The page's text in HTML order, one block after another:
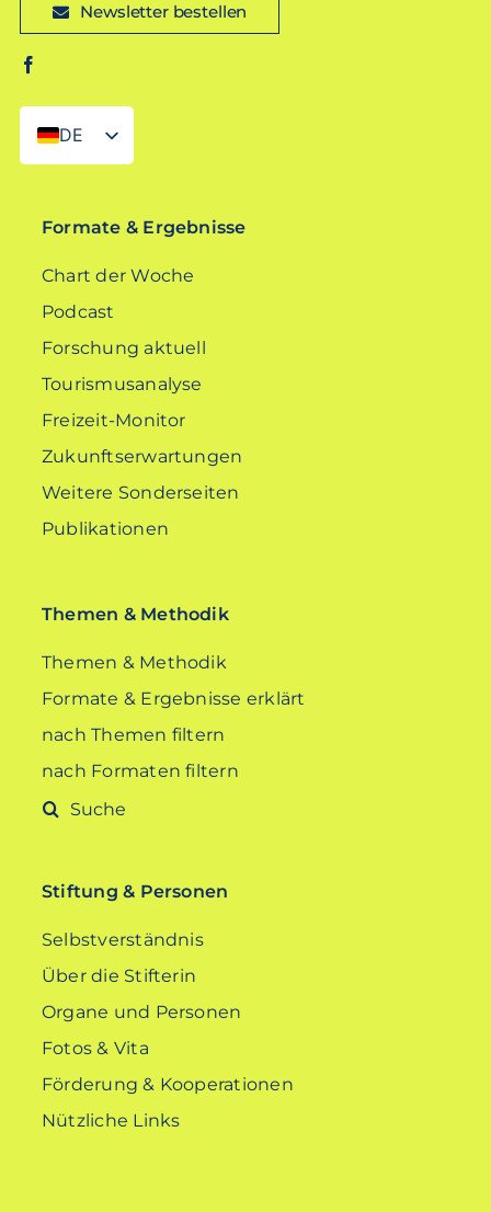
Newsletter bestellen
DE
EN
Formate & Ergebnisse
Chart der Woche
Podcast
Forschung aktuell
Tourismusanalyse
Freizeit-Monitor
Zukunftserwartungen
Weitere Sonderseiten
Publikationen
Themen & Methodik
Themen & Methodik
Formate & Ergebnisse erklärt
nach Themen filtern
nach Formaten filtern
Suche
Stiftung & Personen
Selbstverständnis
Über die Stifterin
Organe und Personen
Fotos & Vita
Förderung & Kooperationen
Nützliche Links